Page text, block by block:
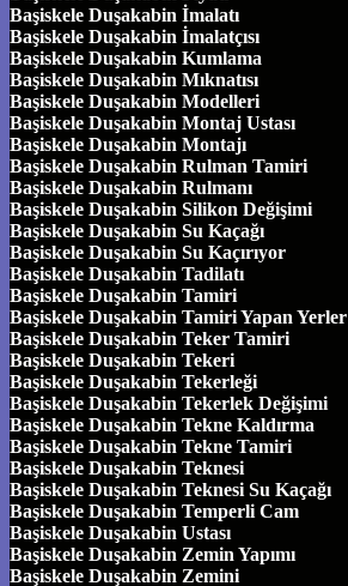
Başiskele Duşakabin İmalatı
Başiskele Duşakabin İmalatçısı
Başiskele Duşakabin Kumlama
Başiskele Duşakabin Mıknatısı
Başiskele Duşakabin Modelleri
Başiskele Duşakabin Montaj Ustası
Başiskele Duşakabin Montajı
Başiskele Duşakabin Rulman Tamiri
Başiskele Duşakabin Rulmanı
Başiskele Duşakabin Silikon Değişimi
Başiskele Duşakabin Su Kaçağı
Başiskele Duşakabin Su Kaçırıyor
Başiskele Duşakabin Tadilatı
Başiskele Duşakabin Tamiri
Başiskele Duşakabin Tamiri Yapan Yerler
Başiskele Duşakabin Teker Tamiri
Başiskele Duşakabin Tekeri
Başiskele Duşakabin Tekerleği
Başiskele Duşakabin Tekerlek Değişimi
Başiskele Duşakabin Tekne Kaldırma
Başiskele Duşakabin Tekne Tamiri
Başiskele Duşakabin Teknesi
Başiskele Duşakabin Teknesi Su Kaçağı
Başiskele Duşakabin Temperli Cam
Başiskele Duşakabin Ustası
Başiskele Duşakabin Zemin Yapımı
Başiskele Duşakabin Zemini